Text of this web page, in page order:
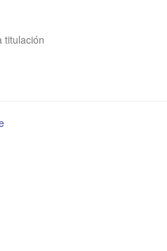
titulación